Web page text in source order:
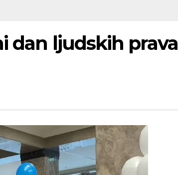
dan ljudskih prava